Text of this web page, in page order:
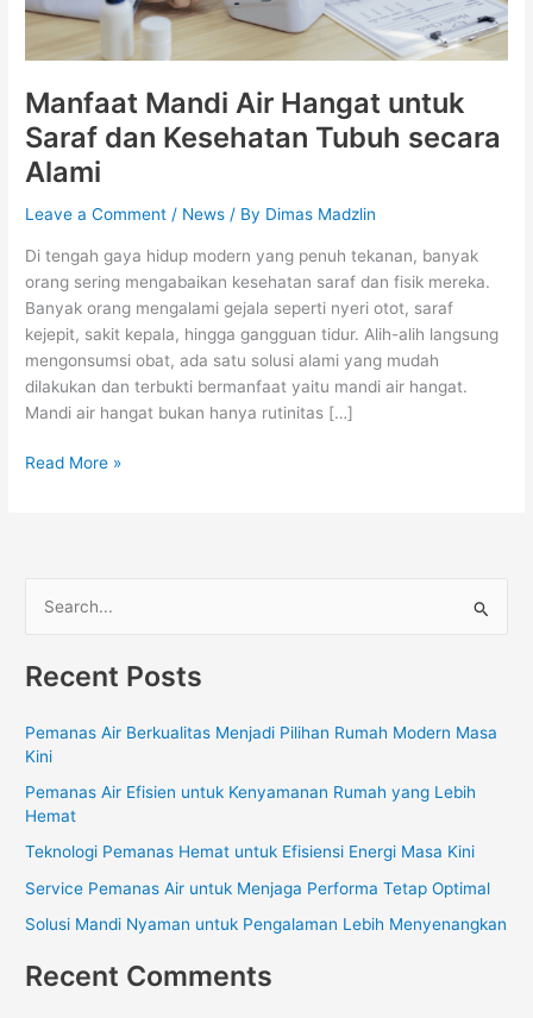
Manfaat Mandi Air Hangat untuk
Saraf dan Kesehatan Tubuh secara
Alami
Leave a Comment / News / By Dimas Madzlin
Di tengah gaya hidup modern yang penuh tekanan, banyak
orang sering mengabaikan kesehatan saraf dan fisik mereka.
Banyak orang mengalami gejala seperti nyeri otot, saraf
kejepit, sakit kepala, hingga gangguan tidur. Alih-alih langsung
mengonsumsi obat, ada satu solusi alami yang mudah
dilakukan dan terbukti bermanfaat yaitu mandi air hangat.
Mandi air hangat bukan hanya rutinitas […]
Alami
Read More »
a
c
f
:
Recent Posts
Pemanas Air Berkualitas Menjadi Pilihan Rumah Modern Masa
Kini
Pemanas Air Efisien untuk Kenyamanan Rumah yang Lebih
Hemat
Teknologi Pemanas Hemat untuk Efisiensi Energi Masa Kini
Service Pemanas Air untuk Menjaga Performa Tetap Optimal
Solusi Mandi Nyaman untuk Pengalaman Lebih Menyenangkan
Recent Comments